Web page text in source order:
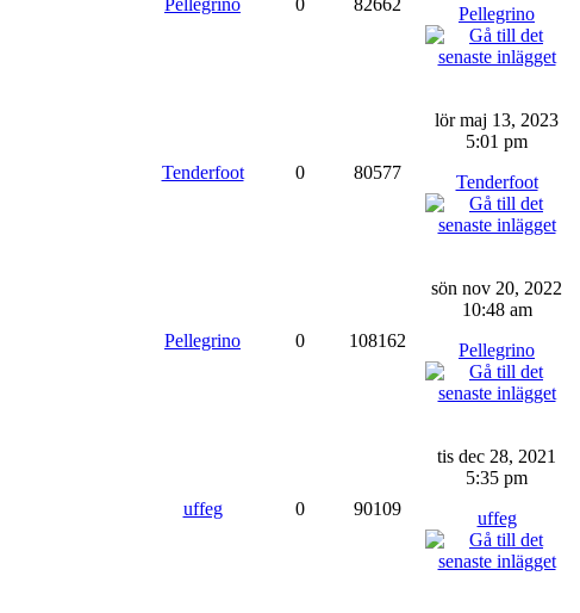
Pellegrino 0 82662
Pellegrino
Tenderfoot 0 80577
lör maj 13, 2023
5:01 pm
Tenderfoot
Pellegrino 0 108162
sön nov 20, 2022
10:48 am
Pellegrino
uffeg 0 90109
tis dec 28, 2021
5:35 pm
uffeg